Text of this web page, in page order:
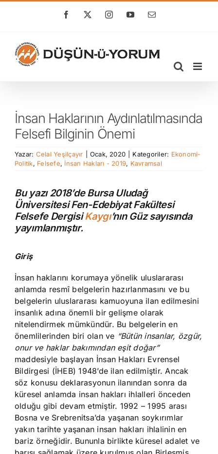
Facebook
X InstagramYouTube
E-
İnsan Haklarının Aydınlatılmasında
Felsefi Bilginin Önemi
Yazar: Celal Yeşilçayır Ocak, 2020 Kategoriler: Ekonomi-
Politik, Felsefe, İnsan Hakları - 2019, Kavramsal
Bu yazı 2018’de Bursa Uludağ
Üniversitesi Fen-Edebiyat Fakültesi
Felsefe DergisiKaygı’nın Güz sayısında
yayımlanmıştır.
Giriş
İnsan haklarını korumaya yönelik uluslararası
anlamda resmî belgelerin hazırlanmasını ve bu
belgelerin uluslararası kamuoyuna ilan edilmesini
insanlık adına önemli bir gelişme olarak
nitelendirmek mümkündür. Bu belgelerin en
önemlilerinden biri olan ve “Bütün insanlar, özgür,
onur ve haklar bakımından eşit doğar”
maddesiyle başlayan İnsan Hakları Evrensel
Bildirgesi (İHEB) 1948’de ilan edilmiştir. Ancak
söz konusu deklarasyonun ilanından sonra da
küresel anlamda insan hakları ihlalleri önceden
olduğu gibi devam etmiştir. 1992 – 1995 arası
Bosna ve Srebrenitsa’da yaşanan soykırımlar
yakın tarihte yaşanan insan hakları ihlalinin en
bariz örneğidir. Bununla birlikte küresel adalet ve